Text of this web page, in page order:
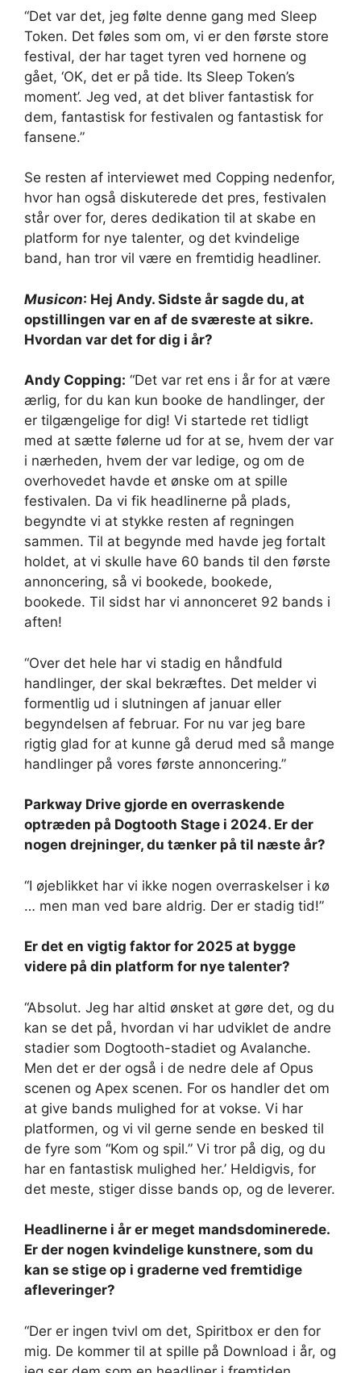
“Det var det, jeg følte denne gang med Sleep
Token. Det føles som om, vi er den første store
festival, der har taget tyren ved hornene og
gået, ‘OK, det er på tide. Its Sleep Token’s
moment’. Jeg ved, at det bliver fantastisk for
dem, fantastisk for festivalen og fantastisk for
fansene.”
Se resten af ​​interviewet med Copping nedenfor,
hvor han også diskuterede det pres, festivalen
står over for, deres dedikation til at skabe en
platform for nye talenter, og det kvindelige
band, han tror vil være en fremtidig headliner.
Musicon: Hej Andy. Sidste år sagde du, at
opstillingen var en af ​​de sværeste at sikre.
Hvordan var det for dig i år?
Andy Copping: “Det var ret ens i år for at være
ærlig, for du kan kun booke de handlinger, der
er tilgængelige for dig! Vi startede ret tidligt
med at sætte følerne ud for at se, hvem der var
i nærheden, hvem der var ledige, og om de
overhovedet havde et ønske om at spille
festivalen. Da vi fik headlinerne på plads,
begyndte vi at stykke resten af ​​regningen
sammen. Til at begynde med havde jeg fortalt
holdet, at vi skulle have 60 bands til den første
annoncering, så vi bookede, bookede,
bookede. Til sidst har vi annonceret 92 bands i
aften!
“Over det hele har vi stadig en håndfuld
handlinger, der skal bekræftes. Det melder vi
formentlig ud i slutningen af ​​januar eller
begyndelsen af ​​februar. For nu var jeg bare
rigtig glad for at kunne gå derud med så mange
handlinger på vores første annoncering.”
Parkway Drive gjorde en overraskende
optræden på Dogtooth Stage i 2024. Er der
nogen drejninger, du tænker på til næste år?
“I øjeblikket har vi ikke nogen overraskelser i kø
… men man ved bare aldrig. Der er stadig tid!”
Er det en vigtig faktor for 2025 at bygge
videre på din platform for nye talenter?
“Absolut. Jeg har altid ønsket at gøre det, og du
kan se det på, hvordan vi har udviklet de andre
stadier som Dogtooth-stadiet og Avalanche.
Men det er der også i de nedre dele af Opus
scenen og Apex scenen. For os handler det om
at give bands mulighed for at vokse. Vi har
platformen, og vi vil gerne sende en besked til
de fyre som “Kom og spil.” Vi tror på dig, og du
har en fantastisk mulighed her.’ Heldigvis, for
det meste, stiger disse bands op, og de leverer.
Headlinerne i år er meget mandsdominerede.
Er der nogen kvindelige kunstnere, som du
kan se stige op i graderne ved fremtidige
afleveringer?
“Der er ingen tvivl om det, Spiritbox er den for
mig. De kommer til at spille på Download i år, og